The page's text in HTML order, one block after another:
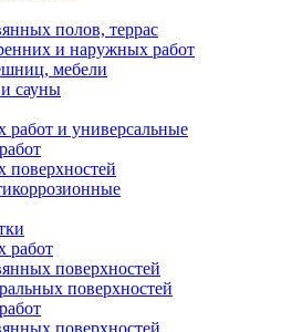
полов, террас
и наружных работ
мебели
сауны
работ и универсальные
поверхностей
работ
поверхностей
поверхностей